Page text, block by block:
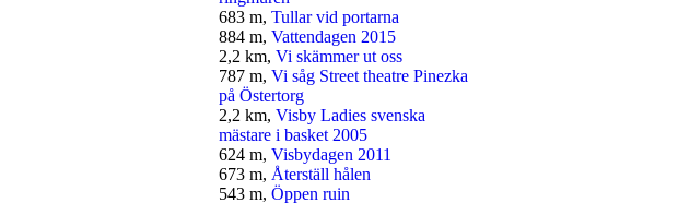
683 m, Tullar vid portarna
884 m, Vattendagen 2015
2,2 km, Vi skämmer ut oss
787 m, Vi såg Street theatre Pinezka
på Östertorg
2,2 km, Visby Ladies svenska
mästare i basket 2005
624 m, Visbydagen 2011
673 m, Återställ hålen
543 m, Öppen ruin